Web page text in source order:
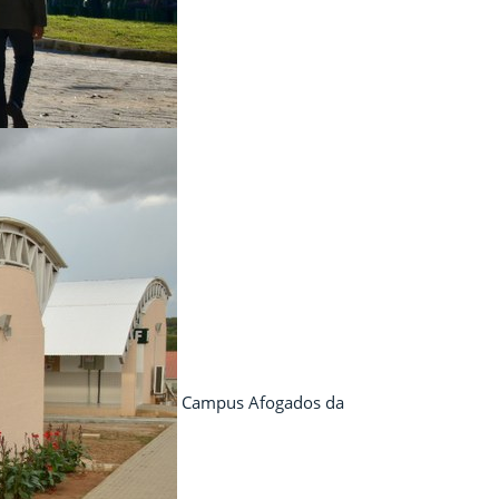
Campus Afogados da